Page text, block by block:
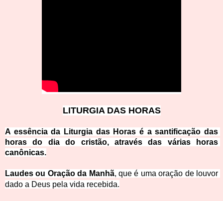
LITURGIA DAS HORAS
A essência da Liturgia das Horas é a santificação das
horas do dia do cristão, através das várias horas
canônicas.
Laudes ou Oração da Manhã, que é uma oração de louvor
dado a Deus pela vida recebida.